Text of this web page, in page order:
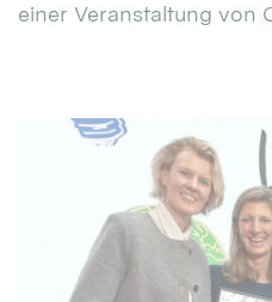
einer Veranstaltung von